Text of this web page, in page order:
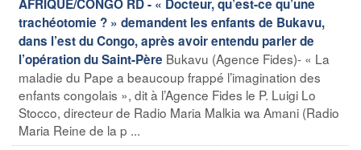
AFRIQUE/CONGO RD - « Docteur, qu’est-ce qu’une
trachéotomie ? » demandent les enfants de Bukavu,
dans l’est du Congo, après avoir entendu parler de
l’opération du Saint-Père Bukavu (Agence Fides)- « La
maladie du Pape a beaucoup frappé l’imagination des
enfants congolais », dit à l’Agence Fides le P. Luigi Lo
Stocco, directeur de Radio Maria Malkia wa Amani (Radio
Maria Reine de la p ...